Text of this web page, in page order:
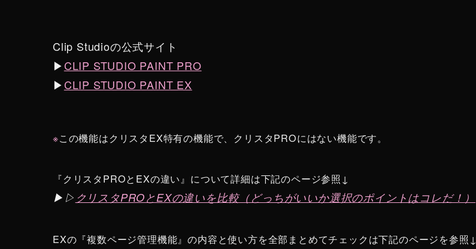
Clip Studioの公式サイト
▶︎CLIP STUDIO PAINT PRO
▶︎CLIP STUDIO PAINT EX
※この機能はクリスタEX特有の機能で、クリスタPROにはない機能です。
『クリスタPROとEXの違い』について詳細は下記のページ参照↓
▶︎▷ クリスタPROとEXの違いを比較（どっちがいいか選択のポイントはコレだ！）
EXの『複数ページ管理機能』の内容と使い方を全部まとめてチェックは下記のページを参照↓